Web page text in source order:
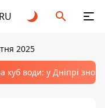
RU
2025
куб води: у Дніпрі